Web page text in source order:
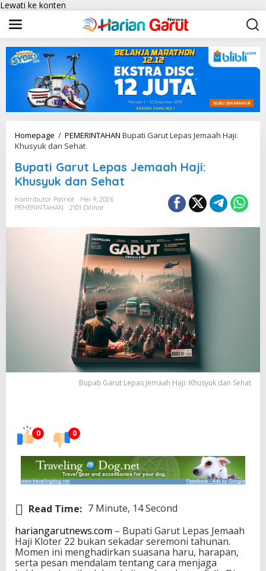
Lewati ke konten
Homepage / PEMERINTAHAN Bupati Garut Lepas Jemaah Haji:
Khusyuk dan Sehat
Bupati Garut Lepas Jemaah Haji:
Khusyuk dan Sehat
Kontributor Patriot
Mei 9, 2026
PEMERINTAHAN
2101 Dilihat
Bupati Garut Lepas Jemaah Haji: Khusyuk dan Sehat
0 0
Read Time: 7 Minute, 14 Second
hariangarutnews.com – Bupati Garut Lepas Jemaah
Haji Kloter 22 bukan sekadar seremoni tahunan.
Momen ini menghadirkan suasana haru, harapan,
serta pesan mendalam tentang cara menjaga